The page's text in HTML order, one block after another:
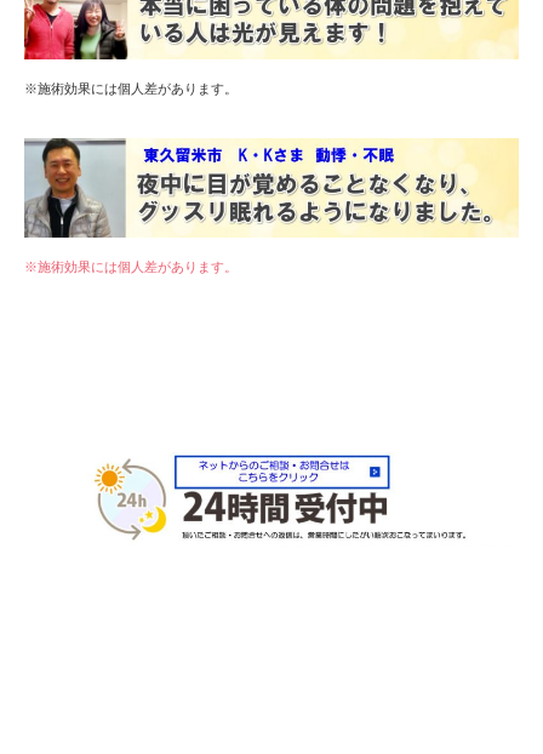
※施術効果には個人差があります。
※施術効果には個人差があります。